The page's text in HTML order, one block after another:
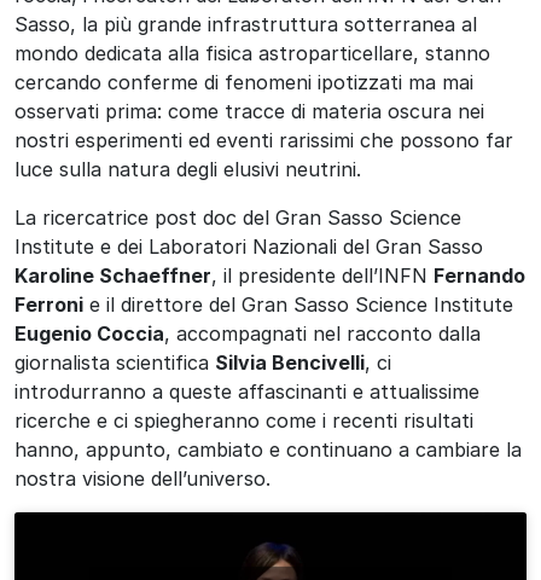
Sasso, la più grande infrastruttura sotterranea al
mondo dedicata alla fisica astroparticellare, stanno
cercando conferme di fenomeni ipotizzati ma mai
osservati prima: come tracce di materia oscura nei
nostri esperimenti ed eventi rarissimi che possono far
luce sulla natura degli elusivi neutrini.
La ricercatrice post doc del Gran Sasso Science
Institute e dei Laboratori Nazionali del Gran Sasso
Karoline Schaeffner, il presidente dell’INFN Fernando
Ferroni e il direttore del Gran Sasso Science Institute
Eugenio Coccia, accompagnati nel racconto dalla
giornalista scientifica Silvia Bencivelli, ci
introdurranno a queste affascinanti e attualissime
ricerche e ci spiegheranno come i recenti risultati
hanno, appunto, cambiato e continuano a cambiare la
nostra visione dell’universo.